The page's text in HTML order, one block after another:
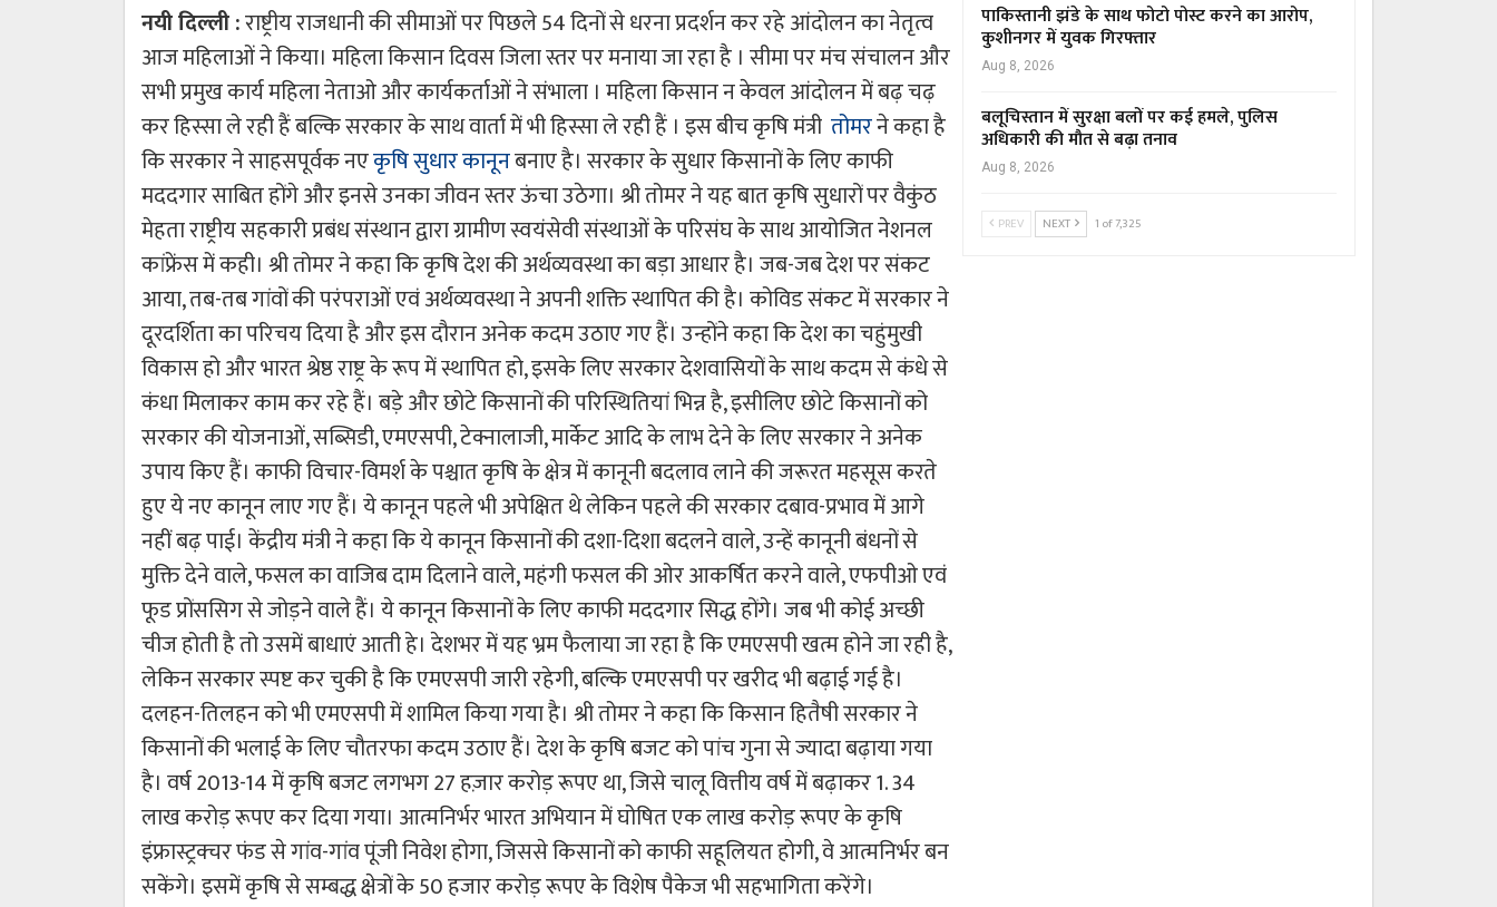
नयी दिल्ली :राष्ट्रीय राजधानी की सीमाओं पर पिछले 54 दिनों से धरना प्रदर्शन कर रहे आंदोलन का नेतृत्व
आज महिलाओं ने किया। महिला किसान दिवस जिला स्तर पर मनाया जा रहा है । सीमा पर मंच संचालन और
सभी प्रमुख कार्य महिला नेताओ और कार्यकर्ताओं ने संभाला । महिला किसान न केवल आंदोलन में बढ़ चढ़
कर हिस्सा ले रही हैं बल्कि सरकार के साथ वार्ता में भी हिस्सा ले रही हैं । इस बीच कृषि मंत्री तोमरने कहा है
कि सरकार ने साहसपूर्वक नएकृषि सुधार कानूनबनाए है। सरकार के सुधार किसानों के लिए काफी
मददगार साबित होंगे और इनसे उनका जीवन स्तर ऊंचा उठेगा। श्री तोमर ने यह बात कृषि सुधारों पर वैकुंठ
मेहता राष्ट्रीय सहकारी प्रबंध संस्थान द्वारा ग्रामीण स्वयंसेवी संस्थाओं के परिसंघ के साथ आयोजित नेशनल
कांफ्रेंस में कही। श्री तोमर ने कहा कि कृषि देश की अर्थव्यवस्था का बड़ा आधार है। जब-जब देश पर संकट
आया, तब-तब गांवों की परंपराओं एवं अर्थव्यवस्था ने अपनी शक्ति स्थापित की है। कोविड संकट में सरकार ने
दूरदर्शिता का परिचय दिया है और इस दौरान अनेक कदम उठाए गए हैं। उन्होंने कहा कि देश का चहुंमुखी
विकास हो और भारत श्रेष्ठ राष्ट्र के रूप में स्थापित हो, इसके लिए सरकार देशवासियों के साथ कदम से कंधे से
कंधा मिलाकर काम कर रहे हैं। बड़े और छोटे किसानों की परिस्थितियां भिन्न है, इसीलिए छोटे किसानों को
सरकार की योजनाओं, सब्सिडी, एमएसपी, टेक्नालाजी, मार्केट आदि के लाभ देने के लिए सरकार ने अनेक
उपाय किए हैं। काफी विचार-विमर्श के पश्चात कृषि के क्षेत्र में कानूनी बदलाव लाने की जरूरत महसूस करते
हुए ये नए कानून लाए गए हैं। ये कानून पहले भी अपेक्षित थे लेकिन पहले की सरकार दबाव-प्रभाव में आगे
नहीं बढ़ पाई। केंद्रीय मंत्री ने कहा कि ये कानून किसानों की दशा-दिशा बदलने वाले, उन्हें कानूनी बंधनों से
मुक्ति देने वाले, फसल का वाजिब दाम दिलाने वाले, महंगी फसल की ओर आकर्षित करने वाले, एफपीओ एवं
फूड प्रोंससिग से जोड़ने वाले हैं। ये कानून किसानों के लिए काफी मददगार सिद्ध होंगे। जब भी कोई अच्छी
चीज होती है तो उसमें बाधाएं आती हे। देशभर में यह भ्रम फैलाया जा रहा है कि एमएसपी खत्म होने जा रही है,
लेकिन सरकार स्पष्ट कर चुकी है कि एमएसपी जारी रहेगी, बल्कि एमएसपी पर खरीद भी बढ़ाई गई है।
दलहन-तिलहन को भी एमएसपी में शामिल किया गया है। श्री तोमर ने कहा कि किसान हितैषी सरकार ने
किसानों की भलाई के लिए चौतरफा कदम उठाए हैं। देश के कृषि बजट को पांच गुना से ज्यादा बढ़ाया गया
है। वर्ष 2013-14 में कृषि बजट लगभग 27 हज़ार करोड़ रूपए था, जिसे चालू वित्तीय वर्ष में बढ़ाकर 1. 34
लाख करोड़ रूपए कर दिया गया। आत्मनिर्भर भारत अभियान में घोषित एक लाख करोड़ रूपए के कृषि
इंफ्रास्ट्रक्चर फंड से गांव-गांव पूंजी निवेश होगा, जिससे किसानों को काफी सहूलियत होगी, वे आत्मनिर्भर बन
सकेंगे। इसमें कृषि से सम्बद्ध क्षेत्रों के 50 हजार करोड़ रूपए के विशेष पैकेज भी सहभागिता करेंगे।
पाकिस्तानी झंडे के साथ फोटो पोस्ट करने का आरोप,
कुशीनगर में युवक गिरफ्तार
Aug 8, 2026
बलूचिस्तान में सुरक्षा बलों पर कई हमले, पुलिस
अधिकारी की मौत से बढ़ा तनाव
Aug 8, 2026
PREV NEXT 1 of 7,325